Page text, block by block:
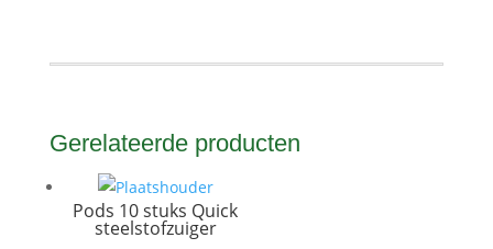
AS0
Gerelateerde producten
Pods 10 stuks Quick
steelstofzuiger